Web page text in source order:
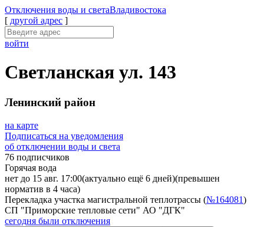
Отключения воды и светаВладивостока
[ другой адрес ]
войти
Светланская ул. 143
Ленинский район
на карте
Подписаться на уведомления
об отключении воды и света
76 подписчиков
Горячая вода
нет до 15 авг. 17:00(актуально ещё 6 дней)(превышен
норматив в 4 часа)
Перекладка участка магистральной теплотрассы (№164081)
СП "Приморские тепловые сети" АО "ДГК"
сегодня были отключения